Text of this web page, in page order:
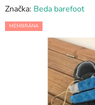
Značka: Beda barefoot
MEMBRÁNA